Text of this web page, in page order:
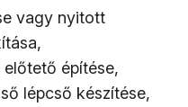
vagy nyitott
építése,
lépcső készítése,